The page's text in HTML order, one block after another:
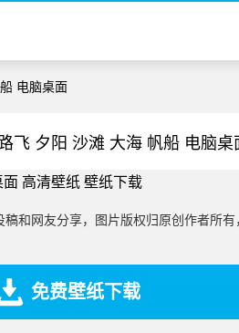
电脑桌面
飞 夕阳 沙滩 大海 帆船 电脑
和网友分享，图片版权归原创作者所
免费壁纸下载